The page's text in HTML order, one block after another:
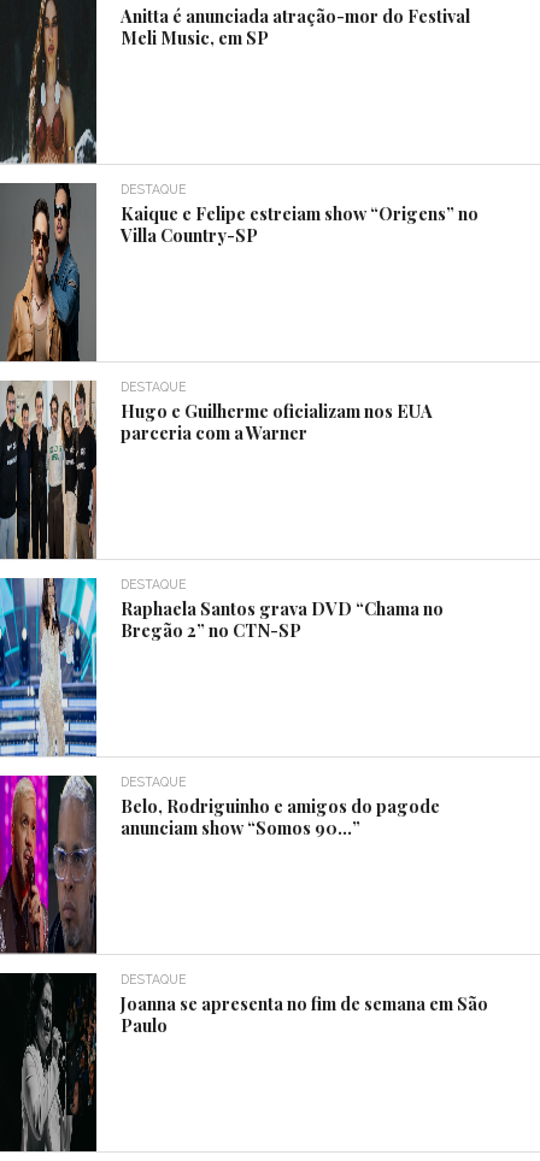
Anitta é anunciada atração-mor do Festival
Meli Music, em SP
DESTAQUE
Kaique e Felipe estreiam show “Origens” no
Villa Country-SP
DESTAQUE
Hugo e Guilherme oficializam nos EUA
parceria com a Warner
DESTAQUE
Raphaela Santos grava DVD “Chama no
Bregão 2” no CTN-SP
DESTAQUE
Belo, Rodriguinho e amigos do pagode
anunciam show “Somos 90…”
DESTAQUE
Joanna se apresenta no fim de semana em São
Paulo